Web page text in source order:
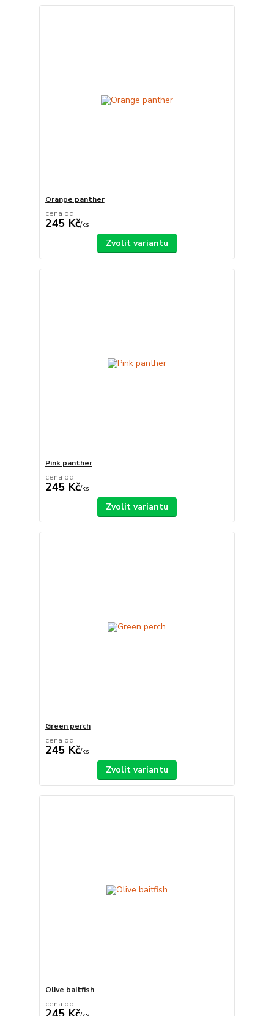
Orange panther
cena od
245 Kč/ks
Zvolit variantu
Pink panther
cena od
245 Kč/ks
Zvolit variantu
Green perch
cena od
245 Kč/ks
Zvolit variantu
Olive baitfish
cena od